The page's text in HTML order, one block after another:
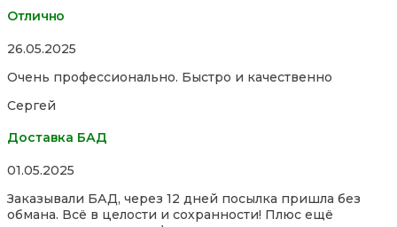
Отлично
Rated
out
5
26.05.2025
Очень профессионально. Быстро и качественно
Сергей
Доставка БАД
Rated
out
of
01.05.2025
Заказывали БАД, через 12 дней посылка пришла без
обмана. Всё в целости и сохранности! Плюс ещё